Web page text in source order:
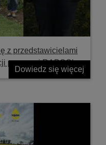
z przedstawicielami
prasowej RAPOOL
Dowiedz się więcej